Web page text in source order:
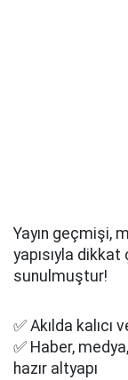
Yayın geçmişi,
yapısıyla
sunulmuştur!
✅ Akılda kalıcı
✅ Haber,
hazır altyapı